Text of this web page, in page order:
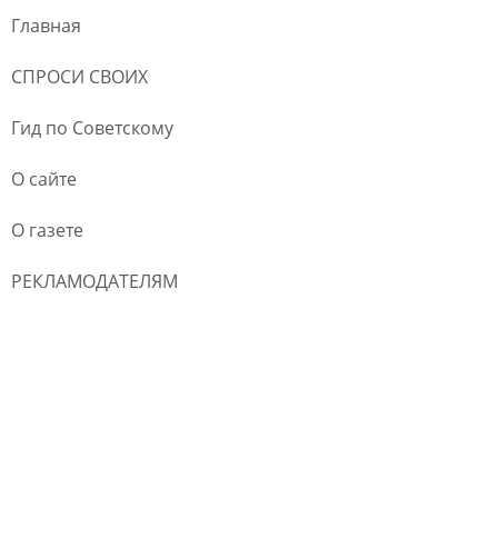
Главная
СПРОСИ СВОИХ
Гид по Советскому
О сайте
О газете
РЕКЛАМОДАТЕЛЯМ